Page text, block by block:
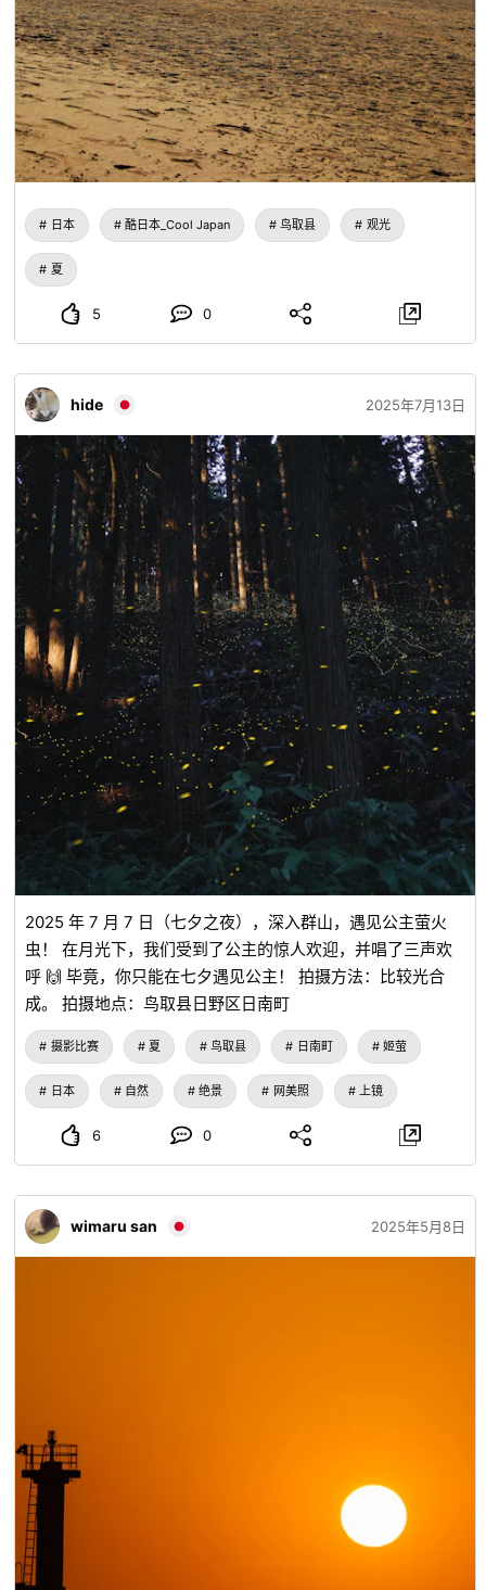
日本 酷日本_Cool Japan 鸟取县 观光
夏
5 0
hide 2025年7月13日
2025 年 7 月 7 日（七夕之夜），深入群山，遇见公主萤火
虫！ 在月光下，我们受到了公主的惊人欢迎，并唱了三声欢
呼 🙌 毕竟，你只能在七夕遇见公主！ 拍摄方法：比较光合
成。 拍摄地点：鸟取县日野区日南町
摄影比赛 夏 鸟取县 日南町 姬萤
日本 自然 绝景 网美照 上镜
6 0
wimaru san 2025年5月8日